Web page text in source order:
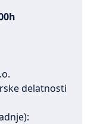
delatnosti